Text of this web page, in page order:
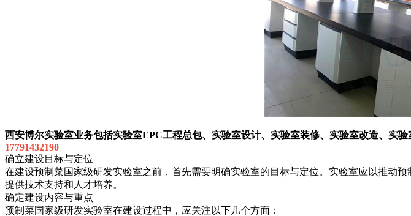
西安博尔实验室业务包括实验室EPC工程总包、实验室设计、实验室装修、实验室改造、实
17791432190
确立建设目标与定位
在建设预制菜国家级研发实验室之前，首先需要明确实验室的目标与定位。实验室应以推动
提供技术支持和人才培养。
确定建设内容与重点
预制菜国家级研发实验室在建设过程中，应关注以下几个方面：